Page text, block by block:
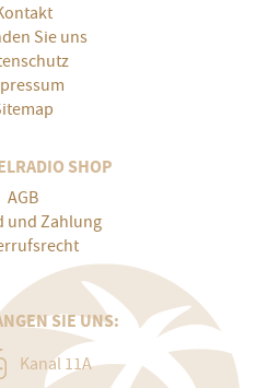
Sie uns
SHOP
AGB
und Zahlung
SIE UNS:
Kanal 11A